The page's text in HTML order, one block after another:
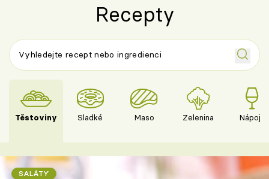
Recepty
Těstoviny Sladké Maso Zelenina Nápoje
SALÁTY